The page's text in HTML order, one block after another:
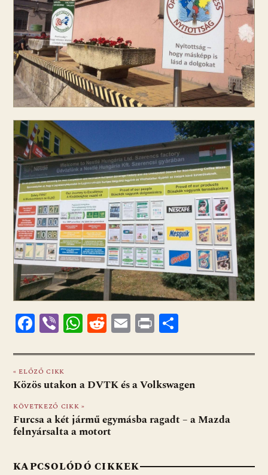
F
e
b
o
o
k
Vi
er
W
at
s
A
p
p
R
d
di
E
ai
l
Pr
t za
m
g
« ELŐZŐ CIKK
Közös utakon a DVTK és a Volkswagen
KÖVETKEZŐ CIKK »
Furcsa a két jármű egymásba ragadt – a Mazda
felnyársalta a motort
KAPCSOLÓDÓ CIKKEK